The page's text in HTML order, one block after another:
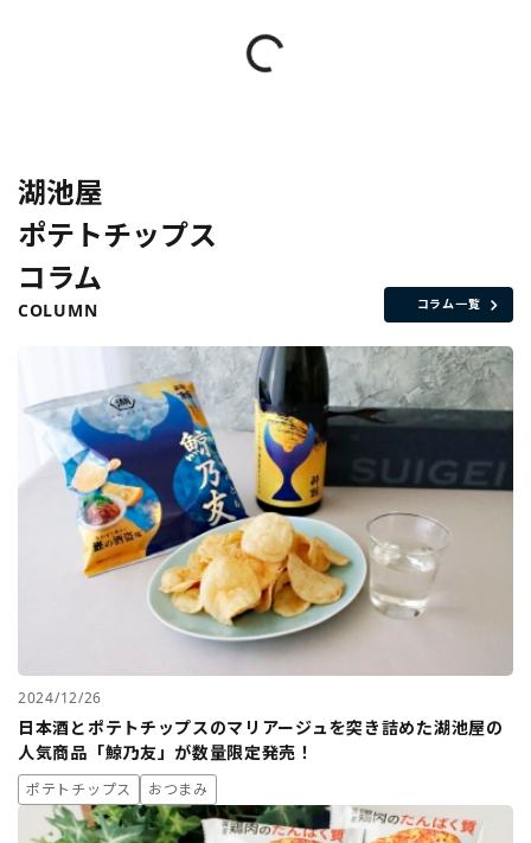
湖池屋
ポテトチップス
コラム
COLUMN コラム一覧
2024/12/26
日本酒とポテトチップスのマリアージュを突き詰めた湖池屋の
人気商品「鯨乃友」が数量限定発売！
ポテトチップス おつまみ